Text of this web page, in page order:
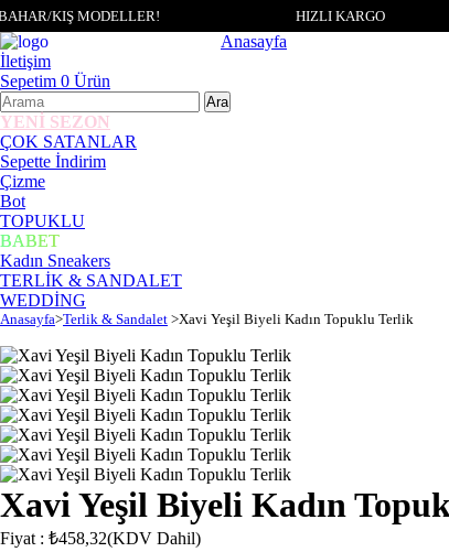
KIŞ MODELLER! HIZLI KARGO
Anasayfa
İletişim
Sepetim 0 Ürün
YENİ SEZON
ÇOK SATANLAR
Sepette İndirim
Çizme
Bot
TOPUKLU
BABET
Kadın Sneakers
TERLİK & SANDALET
WEDDİNG
Anasayfa>Terlik & Sandalet >Xavi Yeşil Biyeli Kadın Topuklu Terlik
Xavi Yeşil Biyeli Kadın
Fiyat : ₺458,32(KDV Dahil)